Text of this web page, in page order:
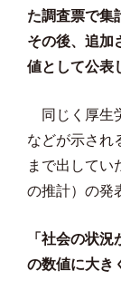
た調査票で集
その後、追加
値として公表
同じく厚生
などが示され
まで出してい
の推計）の発
「社会の状
の数値に大き